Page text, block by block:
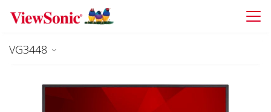
Skip to main content
VG3448